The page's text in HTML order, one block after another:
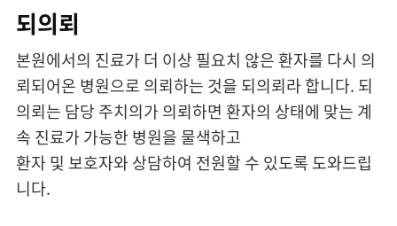
되의뢰
본원에서의 진료가 더 이상 필요치 않은 환자를 다시 의
뢰되어온 병원으로 의뢰하는 것을 되의뢰라 합니다. 되
의뢰는 담당 주치의가 의뢰하면 환자의 상태에 맞는 계
속 진료가 가능한 병원을 물색하고
환자 및 보호자와 상담하여 전원할 수 있도록 도와드립
니다.